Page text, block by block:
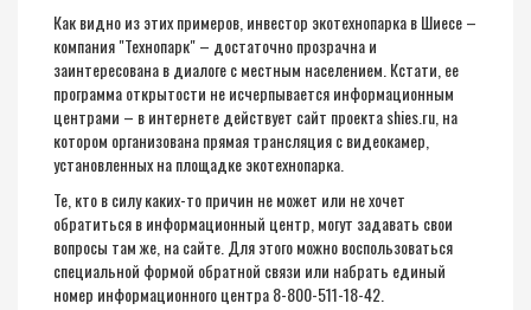
Как видно из этих примеров, инвестор экотехнопарка в Шиесе –
компания "Технопарк" – достаточно прозрачна и
заинтересована в диалоге с местным населением. Кстати, ее
программа открытости не исчерпывается информационным
центрами – в интернете действует сайт проектаshies.ru , на
котором организована прямая трансляция с видеокамер,
установленных на площадке экотехнопарка.
Те, кто в силу каких-то причин не может или не хочет
обратиться в информационный центр, могут задавать свои
вопросы там же, на сайте. Для этого можно воспользоваться
специальной формой обратной связи или набрать единый
номер информационного центра 8-800-511-18-42.